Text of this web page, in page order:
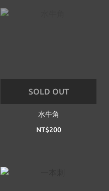
SOLD OUT
水牛角
NT$200